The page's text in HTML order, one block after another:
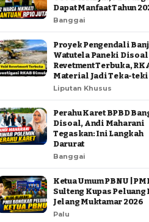
Dapat Manfaat Tahun
Banggai
Proyek Pengendali
Watutela Paneki Disoal
Revetment Terbuka,
Material Jadi Teka-teki
Liputan Khusus
Perahu Karet BPBD
Disoal, Andi Maharani
Tegaskan: Ini Langkah
Darurat
Banggai
Ketua Umum PBNU |
Sulteng Kupas Peluang
Jelang Muktamar 2026
Palu